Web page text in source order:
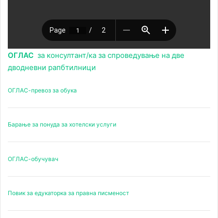
ОГЛАС за консултант/ка за спроведување на две
дводневни рапбтилници
ОГЛАС-превоз за обука
Барање за понуда за хотелски услуги
ОГЛАС-обучувач
Повик за едукаторка за правна писменост